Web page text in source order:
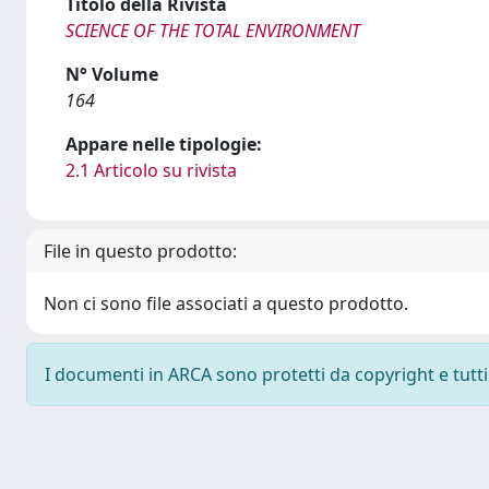
SCIENCE OF THE TOTAL ENVIRONMENT
N° Volume
164
Appare nelle tipologie:
2.1 Articolo su rivista
File in questo prodotto:
Non ci sono file associati a questo prodotto.
I documenti in ARCA sono protetti da copyright e